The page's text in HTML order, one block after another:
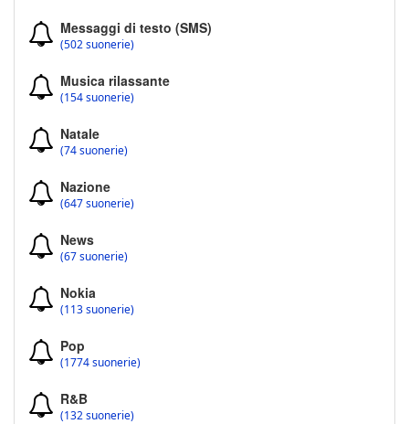
Messaggi di testo (SMS)
(502 suonerie)
Musica rilassante
(154 suonerie)
Natale
(74 suonerie)
Nazione
(647 suonerie)
News
(67 suonerie)
Nokia
(113 suonerie)
Pop
(1774 suonerie)
R&B
(132 suonerie)